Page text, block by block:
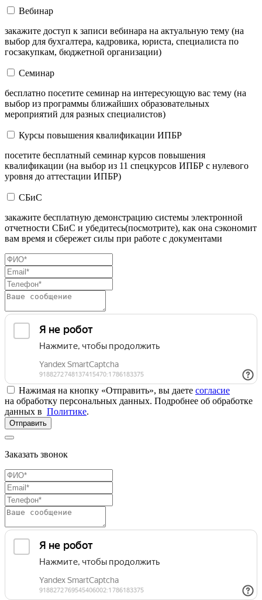
Вебинар
закажите доступ к записи вебинара на актуальную тему (на
выбор для бухгалтера, кадровика, юриста, специалиста по
госзакупкам, бюджетной организации)
Семинар
бесплатно посетите семинар на интересующую вас тему (на
выбор из программы ближайших образовательных
мероприятий для разных специалистов)
Курсы повышения квалификации ИПБР
посетите бесплатный семинар курсов повышения
квалификации (на выбор из 11 спецкурсов ИПБР с нулевого
уровня до аттестации ИПБР)
СБиС
закажите бесплатную демонстрацию системы электронной
отчетности СБиС и убедитесь(посмотрите), как она сэкономит
вам время и сбережет силы при работе с документами
Нажимая на кнопку «Отправить», вы даете согласие
на обработку персональных данных. Подробнее об обработке
данных в Политике.
Отправить
Заказать звонок